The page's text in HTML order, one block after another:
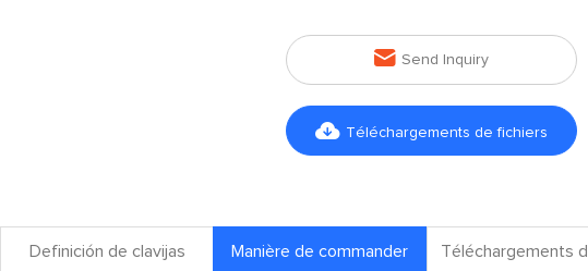
 Send Inquiry
 Téléchargements de fichiers
Definición de clavijas Manière de commander Téléchargements